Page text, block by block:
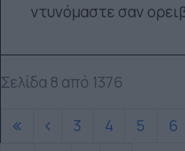
ντυνόμαστε σαν
Σελίδα 8 από 1376
3 4 5 6